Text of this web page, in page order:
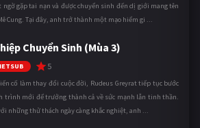
ngờ gặp tai nạn và được chuyển sinh đến dị giới mang tên
Cung. Tại đây, anh trở thành một mạo hiểm gi ...
Chuyển Sinh (Mùa 3)
5
cố làm thay đổi cuộc đời, Rudeus Greyrat tiếp tục bước
trình mới để trưởng thành cả về sức mạnh lẫn tinh thần.
những thử thách ngày càng khắc nghiệt, anh ...